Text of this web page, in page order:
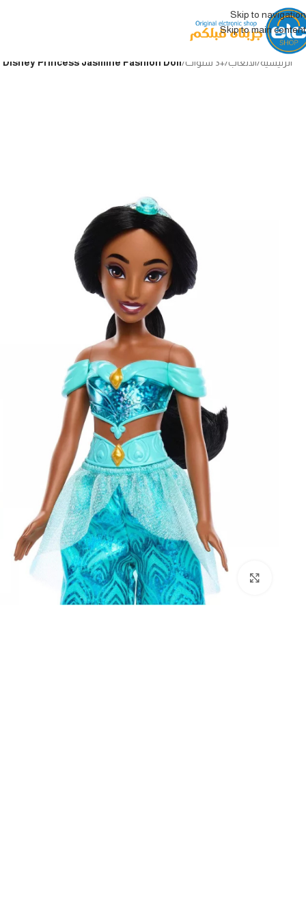
Skip to navigation
Skip to main content
الرئيسية/الألعاب/+3 سنوات /Disney Princess Jasmine Fashion Doll دمية الأميرة ياسمين من ديزني – بإطلالة الفيلم الأصلية وتاج ملكي
Click to enlarge